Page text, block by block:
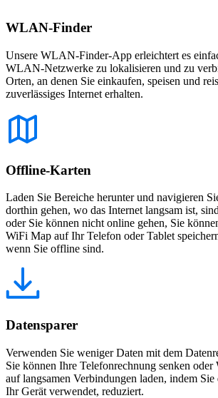
WLAN-Finder
Unsere WLAN-Finder-App erleichtert es
WLAN-Netzwerke zu lokalisieren und zu
Orten, an denen Sie einkaufen, speisen und
zuverlässiges Internet erhalten.
Offline-Karten
Laden Sie Bereiche herunter und navigieren
dorthin gehen, wo das Internet langsam ist,
oder Sie können nicht online gehen, Sie
WiFi Map auf Ihr Telefon oder Tablet
wenn Sie offline sind.
Datensparer
Verwenden Sie weniger Daten mit dem
Sie können Ihre Telefonrechnung senken oder
auf langsamen Verbindungen laden, indem
Ihr Gerät verwendet, reduziert.